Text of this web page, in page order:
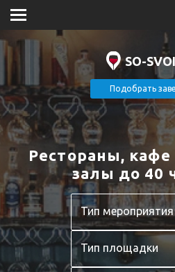
SO-
Подобрать
Рестораны,
залы до 40
Тип мероприятия
Тип площадки